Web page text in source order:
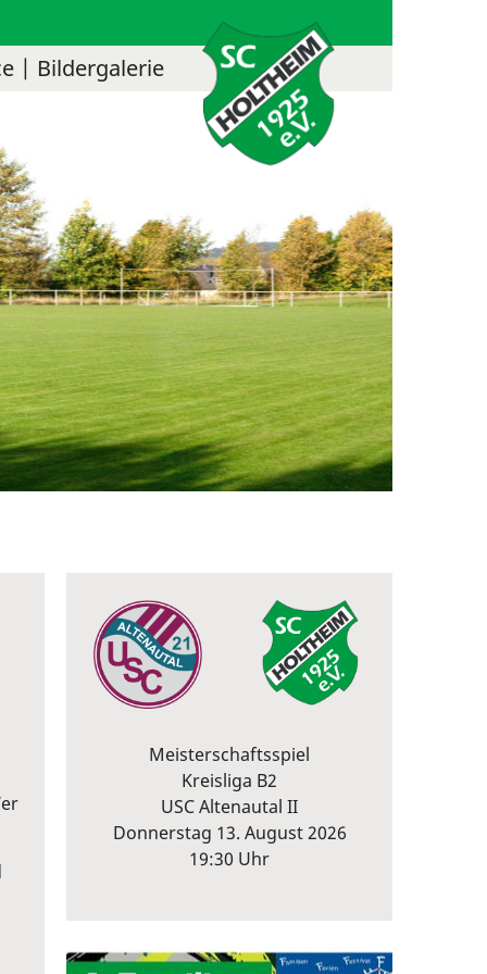
Bildergalerie
Meisterschaftsspiel
Kreisliga B2
USC Altenautal II
Donnerstag 13. August 2026
19:30 Uhr